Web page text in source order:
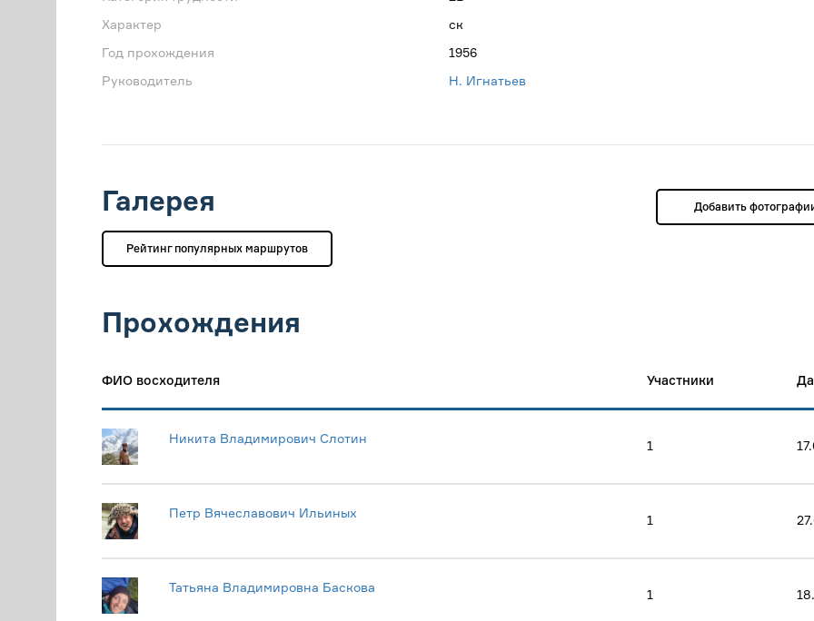
Характер
ск
Год прохождения
1956
Руководитель
Н. Игнатьев
Галерея Добавить
Рейтинг популярных маршрутов
Прохождения
ФИО восходителя Участники
Никита Владимирович Слотин 1
Петр Вячеславович Ильиных 1
Татьяна Владимировна Баскова 1